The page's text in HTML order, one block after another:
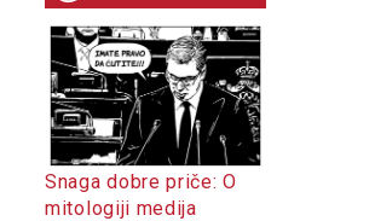
Snaga dobre priče: O
mitologiji medija